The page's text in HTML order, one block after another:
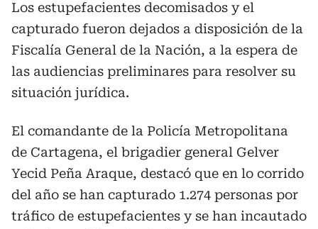
Los estupefacientes decomisados y el
capturado fueron dejados a disposición de la
Fiscalía General de la Nación, a la espera de
las audiencias preliminares para resolver su
situación jurídica.
El comandante de la Policía Metropolitana
de Cartagena, el brigadier general Gelver
Yecid Peña Araque, destacó que en lo corrido
del año se han capturado 1.274 personas por
tráfico de estupefacientes y se han incautado